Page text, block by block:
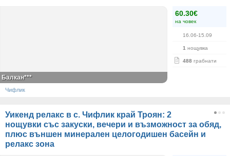
60.30€
на човек
16.06-15.09
1 нощувка
488 грабнати
Балкан***
Чифлик
Уикенд релакс в с. Чифлик край Троян: 2
нощувки със закуски, вечери и възможност за обяд,
плюс външен минерален целогодишен басейн и
релакс зона